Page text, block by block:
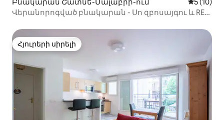
Վերանորոգված բնակարան - Սո զբոսայգու և RER
Հյուրերի սիրելի
Հյուրերի սիրելի